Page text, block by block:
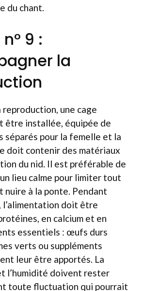
du chant.
9 :
la
reproduction, une cage
être installée, équipée de
séparés pour la femelle et la
doit contenir des matériaux
du nid. Il est préférable de
lieu calme pour limiter tout
nuire à la ponte. Pendant
doit être
en calcium et en
essentiels : œufs durs
verts ou suppléments
leur être apportés. La
l’humidité doivent rester
toute fluctuation qui pourrait